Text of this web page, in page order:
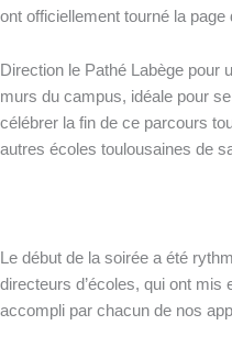
ont officiellement tourné la page
Direction le Pathé Labège pour
murs du campus, idéale pour
célébrer la fin de ce parcours
autres écoles toulousaines de
Le début de la soirée a été
directeurs d’écoles, qui ont mis
accompli par chacun de nos